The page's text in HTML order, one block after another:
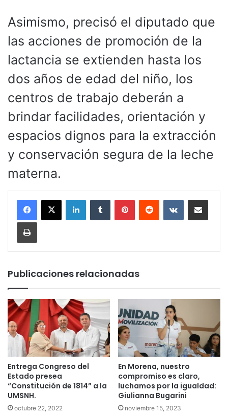
Asimismo, precisó el diputado que
las acciones de promoción de la
lactancia se extienden hasta los
dos años de edad del niño, los
centros de trabajo deberán a
brindar facilidades, orientación y
espacios dignos para la extracción
y conservación segura de la leche
materna.
LinkedInTumblr PinterestReddit VKontakteCompartir por
Imprimir
Publicaciones relacionadas
Entrega Congreso del
Estado presea
“Constitución de 1814” a la
UMSNH.
octubre 22, 2022
En Morena, nuestro
compromiso es claro,
luchamos por la igualdad:
Giulianna Bugarini
noviembre 15, 2023